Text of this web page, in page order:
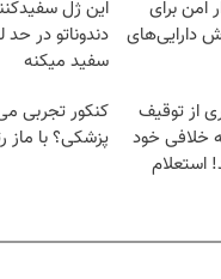
امن برای
دارایی‌های
این ژل
دندوناتو در
سفید میکنه
از توقیف
خلافی خود
استعلام
کنکور تجربی
پزشکی؟ با ماز